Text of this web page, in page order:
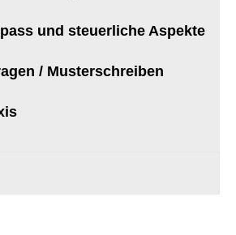
und steuerliche Aspekte
/ Musterschreiben